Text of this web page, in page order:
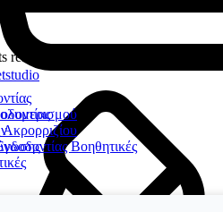
Ακρορριζίου
Βοηθητικές